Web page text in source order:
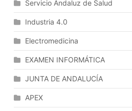
De
De
Versiones
Cambios:
Servicio Andaluz de Salud
Industria 4.0
Electromedicina
EXAMEN INFORMÁTICA
JUNTA DE ANDALUCÍA
APEX